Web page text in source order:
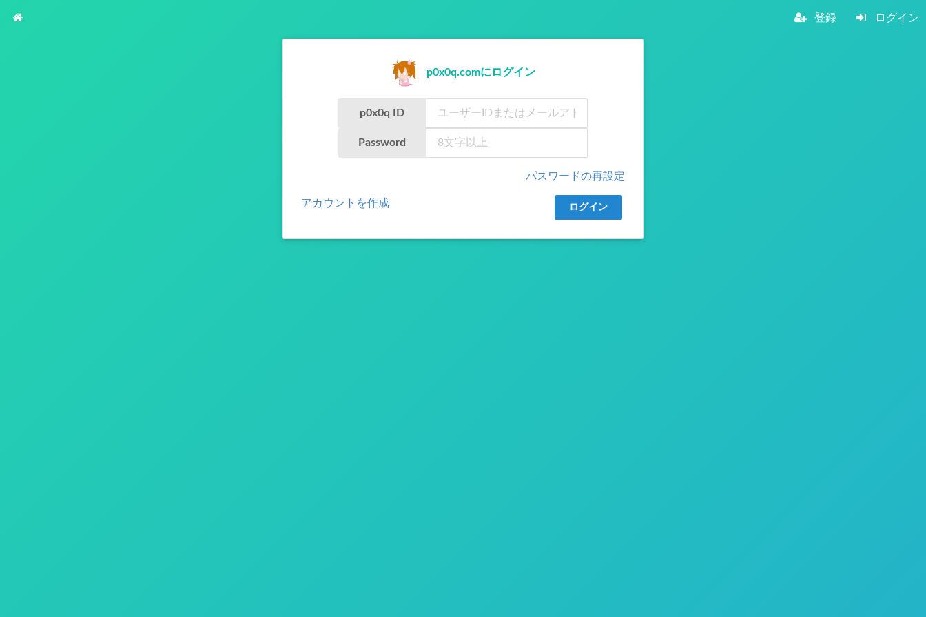
ログイン
登録
p0x0q.comにログイン
p0x0q ID
Password
パスワードの再設定
アカウントを作成 ログイン